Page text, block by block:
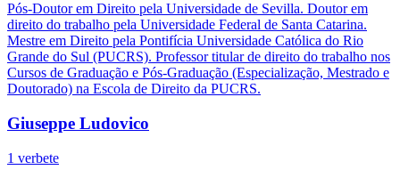
Pós-Doutor em Direito pela Universidade de Sevilla. Doutor em
direito do trabalho pela Universidade Federal de Santa Catarina.
Mestre em Direito pela Pontifícia Universidade Católica do Rio
Grande do Sul (PUCRS). Professor titular de direito do trabalho nos
Cursos de Graduação e Pós-Graduação (Especialização, Mestrado e
Doutorado) na Escola de Direito da PUCRS.
Giuseppe Ludovico
1 verbete